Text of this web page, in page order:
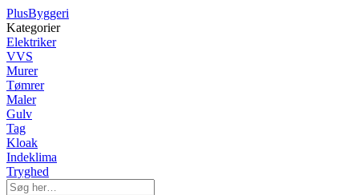
PlusByggeri
Kategorier
Elektriker
VVS
Murer
Tømrer
Maler
Gulv
Tag
Kloak
Indeklima
Tryghed